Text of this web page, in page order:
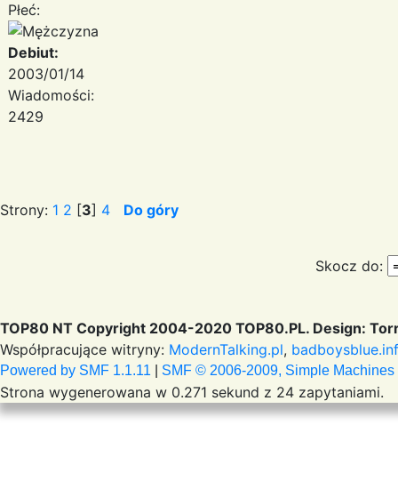
Płeć:
Debiut:
2003/01/14
Wiadomości:
2429
Strony: 1 2 [3] 4 Do góry
Skocz do:
TOP80 NT Copyright 2004-2020 TOP80.PL. Design:
Współpracujące witryny: ModernTalking.pl,
Powered by SMF 1.1.11 SMF © 2006-2009, Simple Machines
Strona wygenerowana w 0.271 sekund z 24 zapytaniami.